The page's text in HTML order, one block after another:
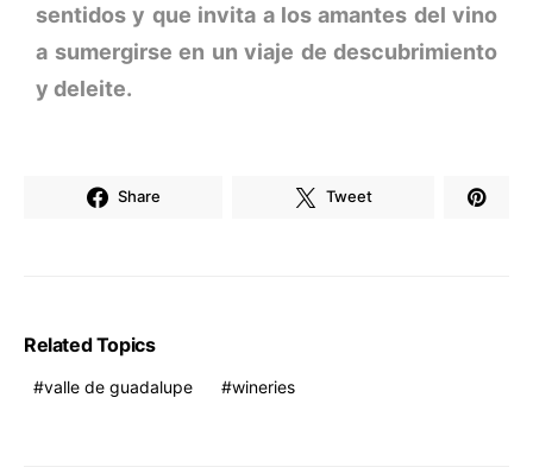
sentidos y que invita a los amantes del vino
a sumergirse en un viaje de descubrimiento
y deleite.
Share Tweet
Related Topics
valle de guadalupe wineries